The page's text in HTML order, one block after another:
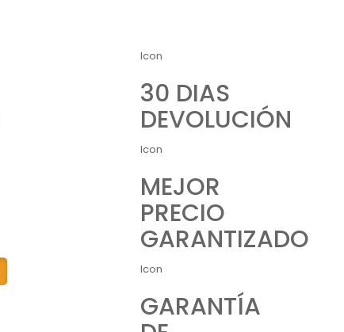
Icon
30 DIAS
DEVOLUCIÓN
Icon
MEJOR
PRECIO
GARANTIZADO
Icon
GARANTÍA